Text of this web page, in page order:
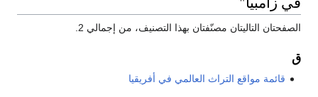
الصفحتان التاليتان مصنّفتان بهذا التصنيف، من إجمالي 2.
ق
قائمة مواقع التراث العالمي في أفريقيا